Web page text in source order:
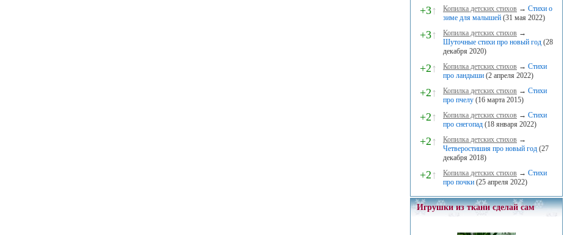
+3↑ Копилка детских стихов → Стихи о
зиме для малышей (31 мая 2022)
+3↑ Копилка детских стихов →
Шуточные стихи про новый год (28
декабря 2020)
+2↑ Копилка детских стихов → Стихи
про ландыши (2 апреля 2022)
+2↑ Копилка детских стихов → Стихи
про пчелу (16 марта 2015)
+2↑ Копилка детских стихов → Стихи
про снегопад (18 января 2022)
+2↑ Копилка детских стихов →
Четверостишия про новый год (27
декабря 2018)
+2↑ Копилка детских стихов → Стихи
про почки (25 апреля 2022)
Игрушки из ткани сделай сам